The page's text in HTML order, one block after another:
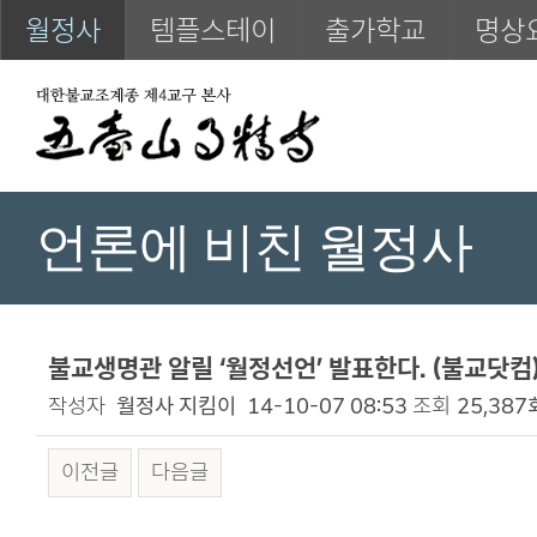
월정사 템플스테이 출가학교 명상
언론에 비친 월정사
불교생명관 알릴 ‘월정선언’ 발표한다. (불교
작성자 월정사 지킴이 14-10-07 08:53 조회 25,387
이전글 다음글